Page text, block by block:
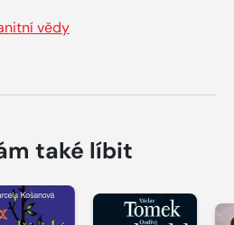
vědy
také líbit